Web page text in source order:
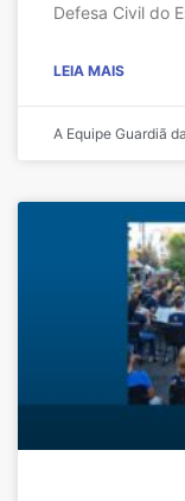
Defesa Civil do
LEIA MAIS
A Equipe Guardiã